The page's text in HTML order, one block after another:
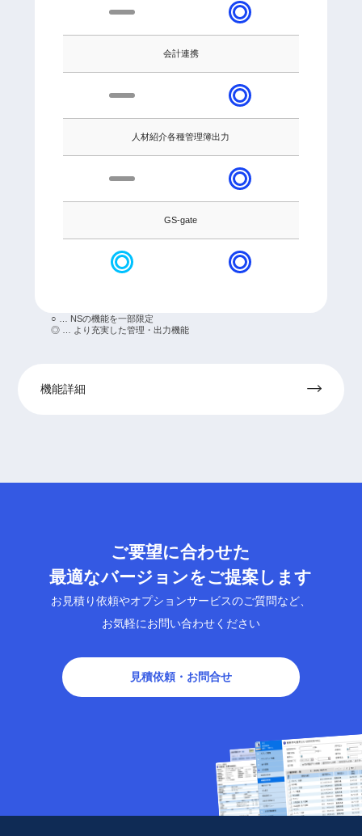
会計連携
人材紹介各種管理簿出力
GS-gate
○ … NSの機能を一部限定
◎ … より充実した管理・出力機能
機能詳細
ご要望に合わせた
最適なバージョンをご提案します
お見積り依頼やオプションサービスのご質問など、
お気軽にお問い合わせください
見積依頼・お問合せ